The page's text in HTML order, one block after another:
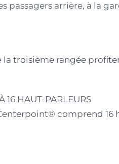
passagers arrière, à la
la troisième rangée
16 HAUT-PARLEURS
comprend